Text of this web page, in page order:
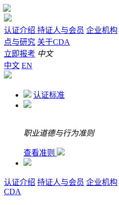
认证介绍 持证人与会员 企业机构
点与研究 关于CDA
立即报考 中文
中文 EN
认证标准
职业道德与行为准则
查看准则
认证介绍 持证人与会员 企业机构
CDA